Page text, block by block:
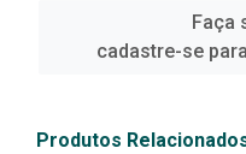
Faça
cadastre-se
Produtos